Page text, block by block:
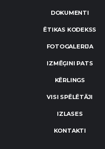
DOKUMENTI
ĒTIKAS KODEKSS
FOTOGALERIJA
IZMĒĢINI PATS
KĒRLINGS
VISI SPĒLĒTĀJI
IZLASES
KONTAKTI